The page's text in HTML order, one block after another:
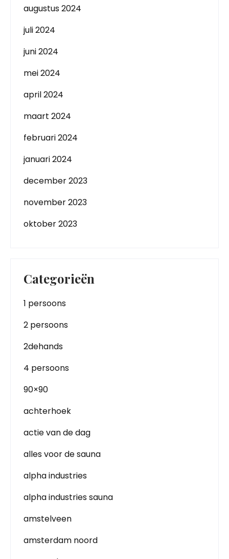
augustus 2024
juli 2024
juni 2024
mei 2024
april 2024
maart 2024
februari 2024
januari 2024
december 2023
november 2023
oktober 2023
Categorieën
1 persoons
2 persoons
2dehands
4 persoons
90×90
achterhoek
actie van de dag
alles voor de sauna
alpha industries
alpha industries sauna
amstelveen
amsterdam noord